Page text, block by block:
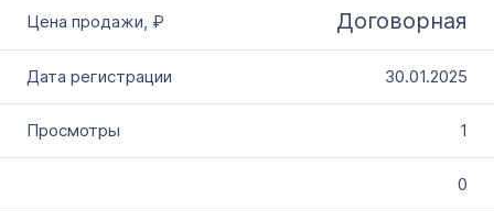
Договорная
30.01.2025
1
0